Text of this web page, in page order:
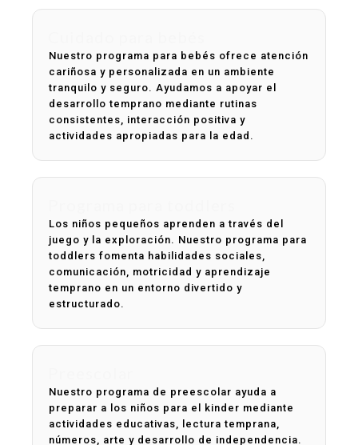
Nuestro programa para bebés ofrece atención
cariñosa y personalizada en un ambiente
tranquilo y seguro. Ayudamos a apoyar el
desarrollo temprano mediante rutinas
consistentes, interacción positiva y
actividades apropiadas para la edad.
Los niños pequeños aprenden a través del
juego y la exploración. Nuestro programa para
toddlers fomenta habilidades sociales,
comunicación, motricidad y aprendizaje
temprano en un entorno divertido y
estructurado.
Nuestro programa de preescolar ayuda a
preparar a los niños para el kinder mediante
actividades educativas, lectura temprana,
números, arte y desarrollo de independencia.